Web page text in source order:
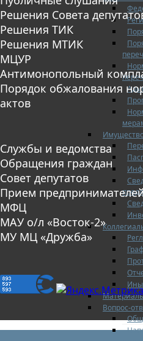
Вопрос-
Решения Совета
Решения ТИК
Решения МТИК
МЦУР
Антимонопольный
Порядок обжалования
актов
Службы и ведомства
Обращения граждан
Совет депутатов
Прием
МФЦ
МАУ о/л «Восток-2»
МУ МЦ «Дружба»